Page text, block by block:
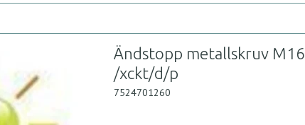
Ändstopp metallskruv M16
/xckt/d/p
7524701260